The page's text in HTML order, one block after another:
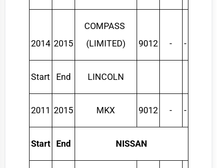
2014 2015
COMPASS
(LIMITED)
9012 - -
Start End LINCOLN
2011 2015 MKX 9012 - -
Start End NISSAN